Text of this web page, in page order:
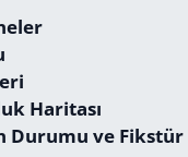
Haritası
Durumu ve Fikstür